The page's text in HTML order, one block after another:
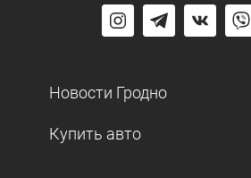
Новости Гродно
Купить авто